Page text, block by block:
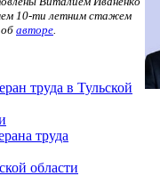
10-ти летним стажем
авторе
труда в Тульской
труда
области